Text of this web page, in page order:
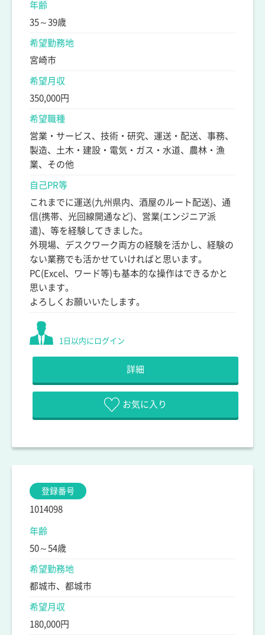
年齢
35～39歳
希望勤務地
宮崎市
希望月収
350,000円
希望職種
営業・サービス、技術・研究、運送・配送、事務、
製造、土木・建設・電気・ガス・水道、農林・漁
業、その他
自己PR等
これまでに運送(九州県内、酒屋のルート配送)、通
信(携帯、光回線開通など)、営業(エンジニア派
遣)、等を経験してきました。
外現場、デスクワーク両方の経験を活かし、経験の
ない業務でも活かせていければと思います。
PC(Excel、ワード等)も基本的な操作はできるかと
思います。
よろしくお願いいたします。
1日以内にログイン
詳細
お気に入り
登録番号
1014098
年齢
50～54歳
希望勤務地
都城市、都城市
希望月収
180,000円